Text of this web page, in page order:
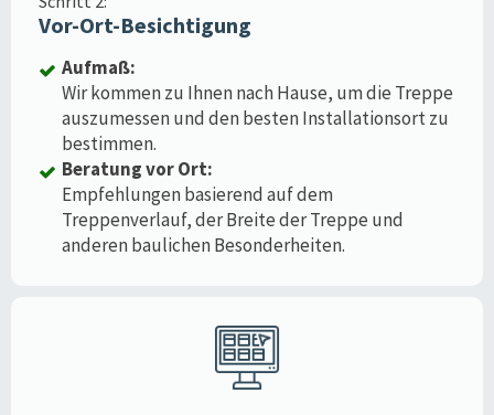
Vor-Ort-Besichtigung
Aufmaß:
Wir kommen zu Ihnen nach Hause, um die Treppe
auszumessen und den besten Installationsort zu
bestimmen.
Beratung vor Ort:
Empfehlungen basierend auf dem
Treppenverlauf, der Breite der Treppe und
anderen baulichen Besonderheiten.